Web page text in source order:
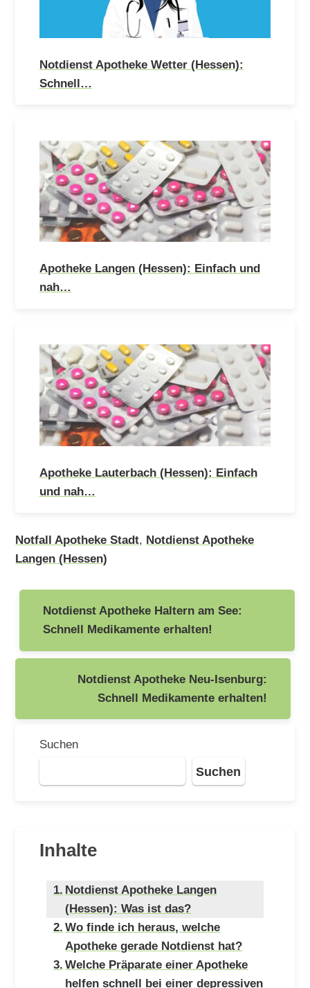
Notdienst Apotheke Wetter (Hessen):
Schnell…
Apotheke Langen (Hessen): Einfach und
nah…
Apotheke Lauterbach (Hessen): Einfach
und nah…
Notfall Apotheke Stadt, Notdienst Apotheke
Langen (Hessen)
Beitragsnavigation
Notdienst Apotheke Haltern am See:
Schnell Medikamente erhalten!
Notdienst Apotheke Neu-Isenburg:
Schnell Medikamente erhalten!
Suchen
Suchen
Inhalte
Notdienst Apotheke Langen
(Hessen): Was ist das?
Wo finde ich heraus, welche
Apotheke gerade Notdienst hat?
Welche Präparate einer Apotheke
helfen schnell bei einer depressiven